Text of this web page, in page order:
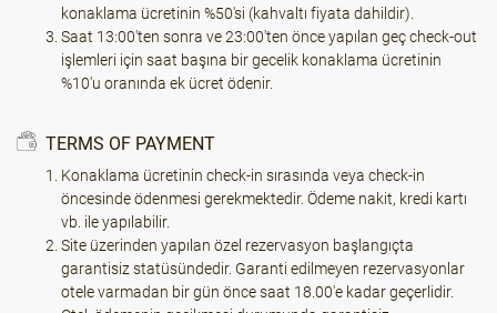
konaklama ücretinin %50'si (kahvaltı fiyata dahildir).
Saat 13:00'ten sonra ve 23:00'ten önce yapılan geç check-out
işlemleri için saat başına bir gecelik konaklama ücretinin
%10'u oranında ek ücret ödenir.
TERMS OF PAYMENT
Konaklama ücretinin check-in sırasında veya check-in
öncesinde ödenmesi gerekmektedir. Ödeme nakit, kredi kartı
vb. ile yapılabilir.
Site üzerinden yapılan özel rezervasyon başlangıçta
garantisiz statüsündedir. Garanti edilmeyen rezervasyonlar
otele varmadan bir gün önce saat 18.00'e kadar geçerlidir.